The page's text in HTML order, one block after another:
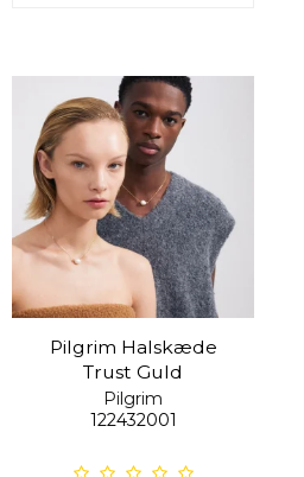
Pilgrim Halskæde
Trust Guld
Pilgrim
122432001